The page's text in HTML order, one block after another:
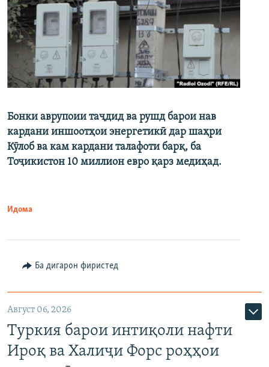
Бонки аврупоии таҷдид ва рушд барои нав
кардани иншоотҳои энергетикӣ дар шаҳри
Кӯлоб ва кам кардани талафоти барқ, ба
Тоҷикистон 10 миллион евро қарз медиҳад.
Идома
Ба дигарон фиристед
Август 06, 2026
Туркия барои интиқоли нафти
Ироқ ва Халиҷи Форс роҳҳои